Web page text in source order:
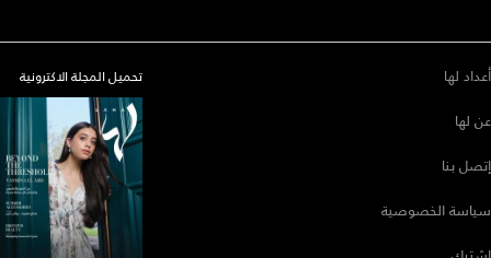
أعداد لها
عن لها
إتصل بنا
سياسة الخصوصية
تحميل المجلة الاكترونية